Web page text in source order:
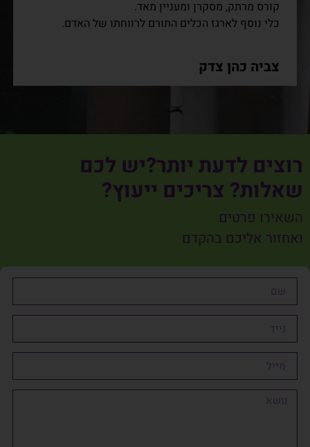
קורס מרתק, מסקרן ומעניין מאד.
כלי נוסף לארגז הכלים התורם לרווחתו של האדם.
צביה כהן צדק
רוצים לדעת יותר?יש לכם
שאלות? צריכים ייעוץ?
השאירו פרטים
ואחזור אליכם בהקדם